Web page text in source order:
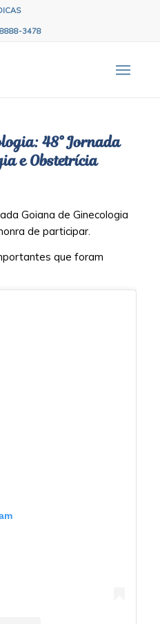
3478
48° Jornada
e Obstetrícia
Goiana de Ginecologia
de participar.
que foram